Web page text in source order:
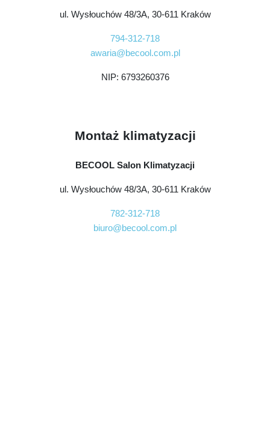
ul. Wysłouchów 48/3A, 30-611 Kraków
794-312-718
awaria@becool.com.pl
NIP: 6793260376
Montaż klimatyzacji
BECOOL Salon Klimatyzacji
ul. Wysłouchów 48/3A, 30-611 Kraków
782-312-718
biuro@becool.com.pl